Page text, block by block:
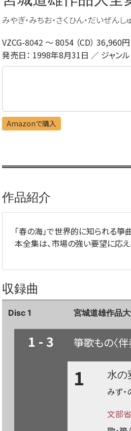
みやぎ・みちお・さくひん・だいぜんし
VZCG-8042 〜 8054 （CD） 36,960円
発売日： 1998年8月31日 ／ ジャンル
Amazonで購入
作品紹介
「春の海」で世界的に知られる
本全集は、市場の強い要望に応
収録曲
Disc 1 宮城道雄作品大
1 - 3 箏歌もの〈
1
水の
みず・
文部